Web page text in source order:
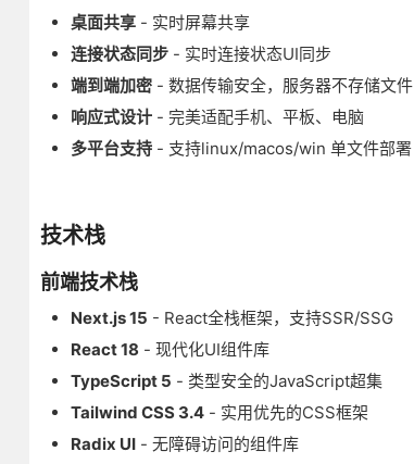
桌面共享- 实时屏幕共享
连接状态同步- 实时连接状态UI同步
端到端加密- 数据传输安全，服务器不存储文件
响应式设计- 完美适配手机、平板、电脑
多平台支持- 支持linux/macos/win 单文件部署
技术栈
前端技术栈
Next.js 15 - React全栈框架，支持SSR/SSG
React 18 - 现代化UI组件库
TypeScript 5 - 类型安全的JavaScript超集
Tailwind CSS 3.4- 实用优先的CSS框架
Radix UI- 无障碍访问的组件库